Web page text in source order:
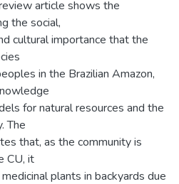
article shows the
the social,
cultural importance that the
in the Brazilian Amazon,
for natural resources and the
The
that, as the community is
CU, it
plants in backyards due